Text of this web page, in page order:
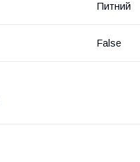
Питний
False